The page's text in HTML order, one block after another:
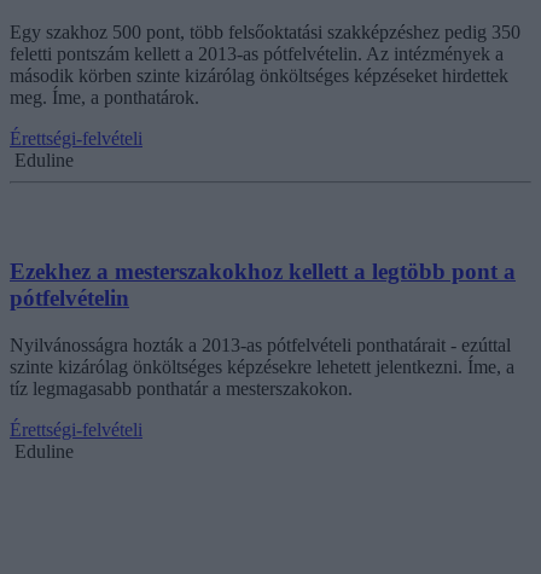
Egy szakhoz 500 pont, több felsőoktatási szakképzéshez pedig 350
feletti pontszám kellett a 2013-as pótfelvételin. Az intézmények a
második körben szinte kizárólag önköltséges képzéseket hirdettek
meg. Íme, a ponthatárok.
Érettségi-felvételi
Eduline
Ezekhez a mesterszakokhoz kellett a legtöbb pont a
pótfelvételin
Nyilvánosságra hozták a 2013-as pótfelvételi ponthatárait - ezúttal
szinte kizárólag önköltséges képzésekre lehetett jelentkezni. Íme, a
tíz legmagasabb ponthatár a mesterszakokon.
Érettségi-felvételi
Eduline